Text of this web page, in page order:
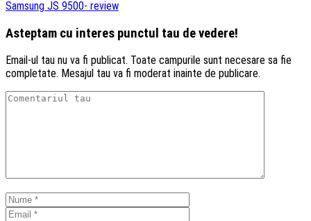
Samsung JS 9500- review
Asteptam cu interes punctul tau de vedere!
Email-ul tau nu va fi publicat. Toate campurile sunt necesare sa fie
completate. Mesajul tau va fi moderat inainte de publicare.